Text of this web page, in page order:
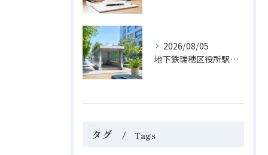
2026/08/05
地下鉄瑞穂区役所駅すぐで相談前の不安を軽く
タグ Tags